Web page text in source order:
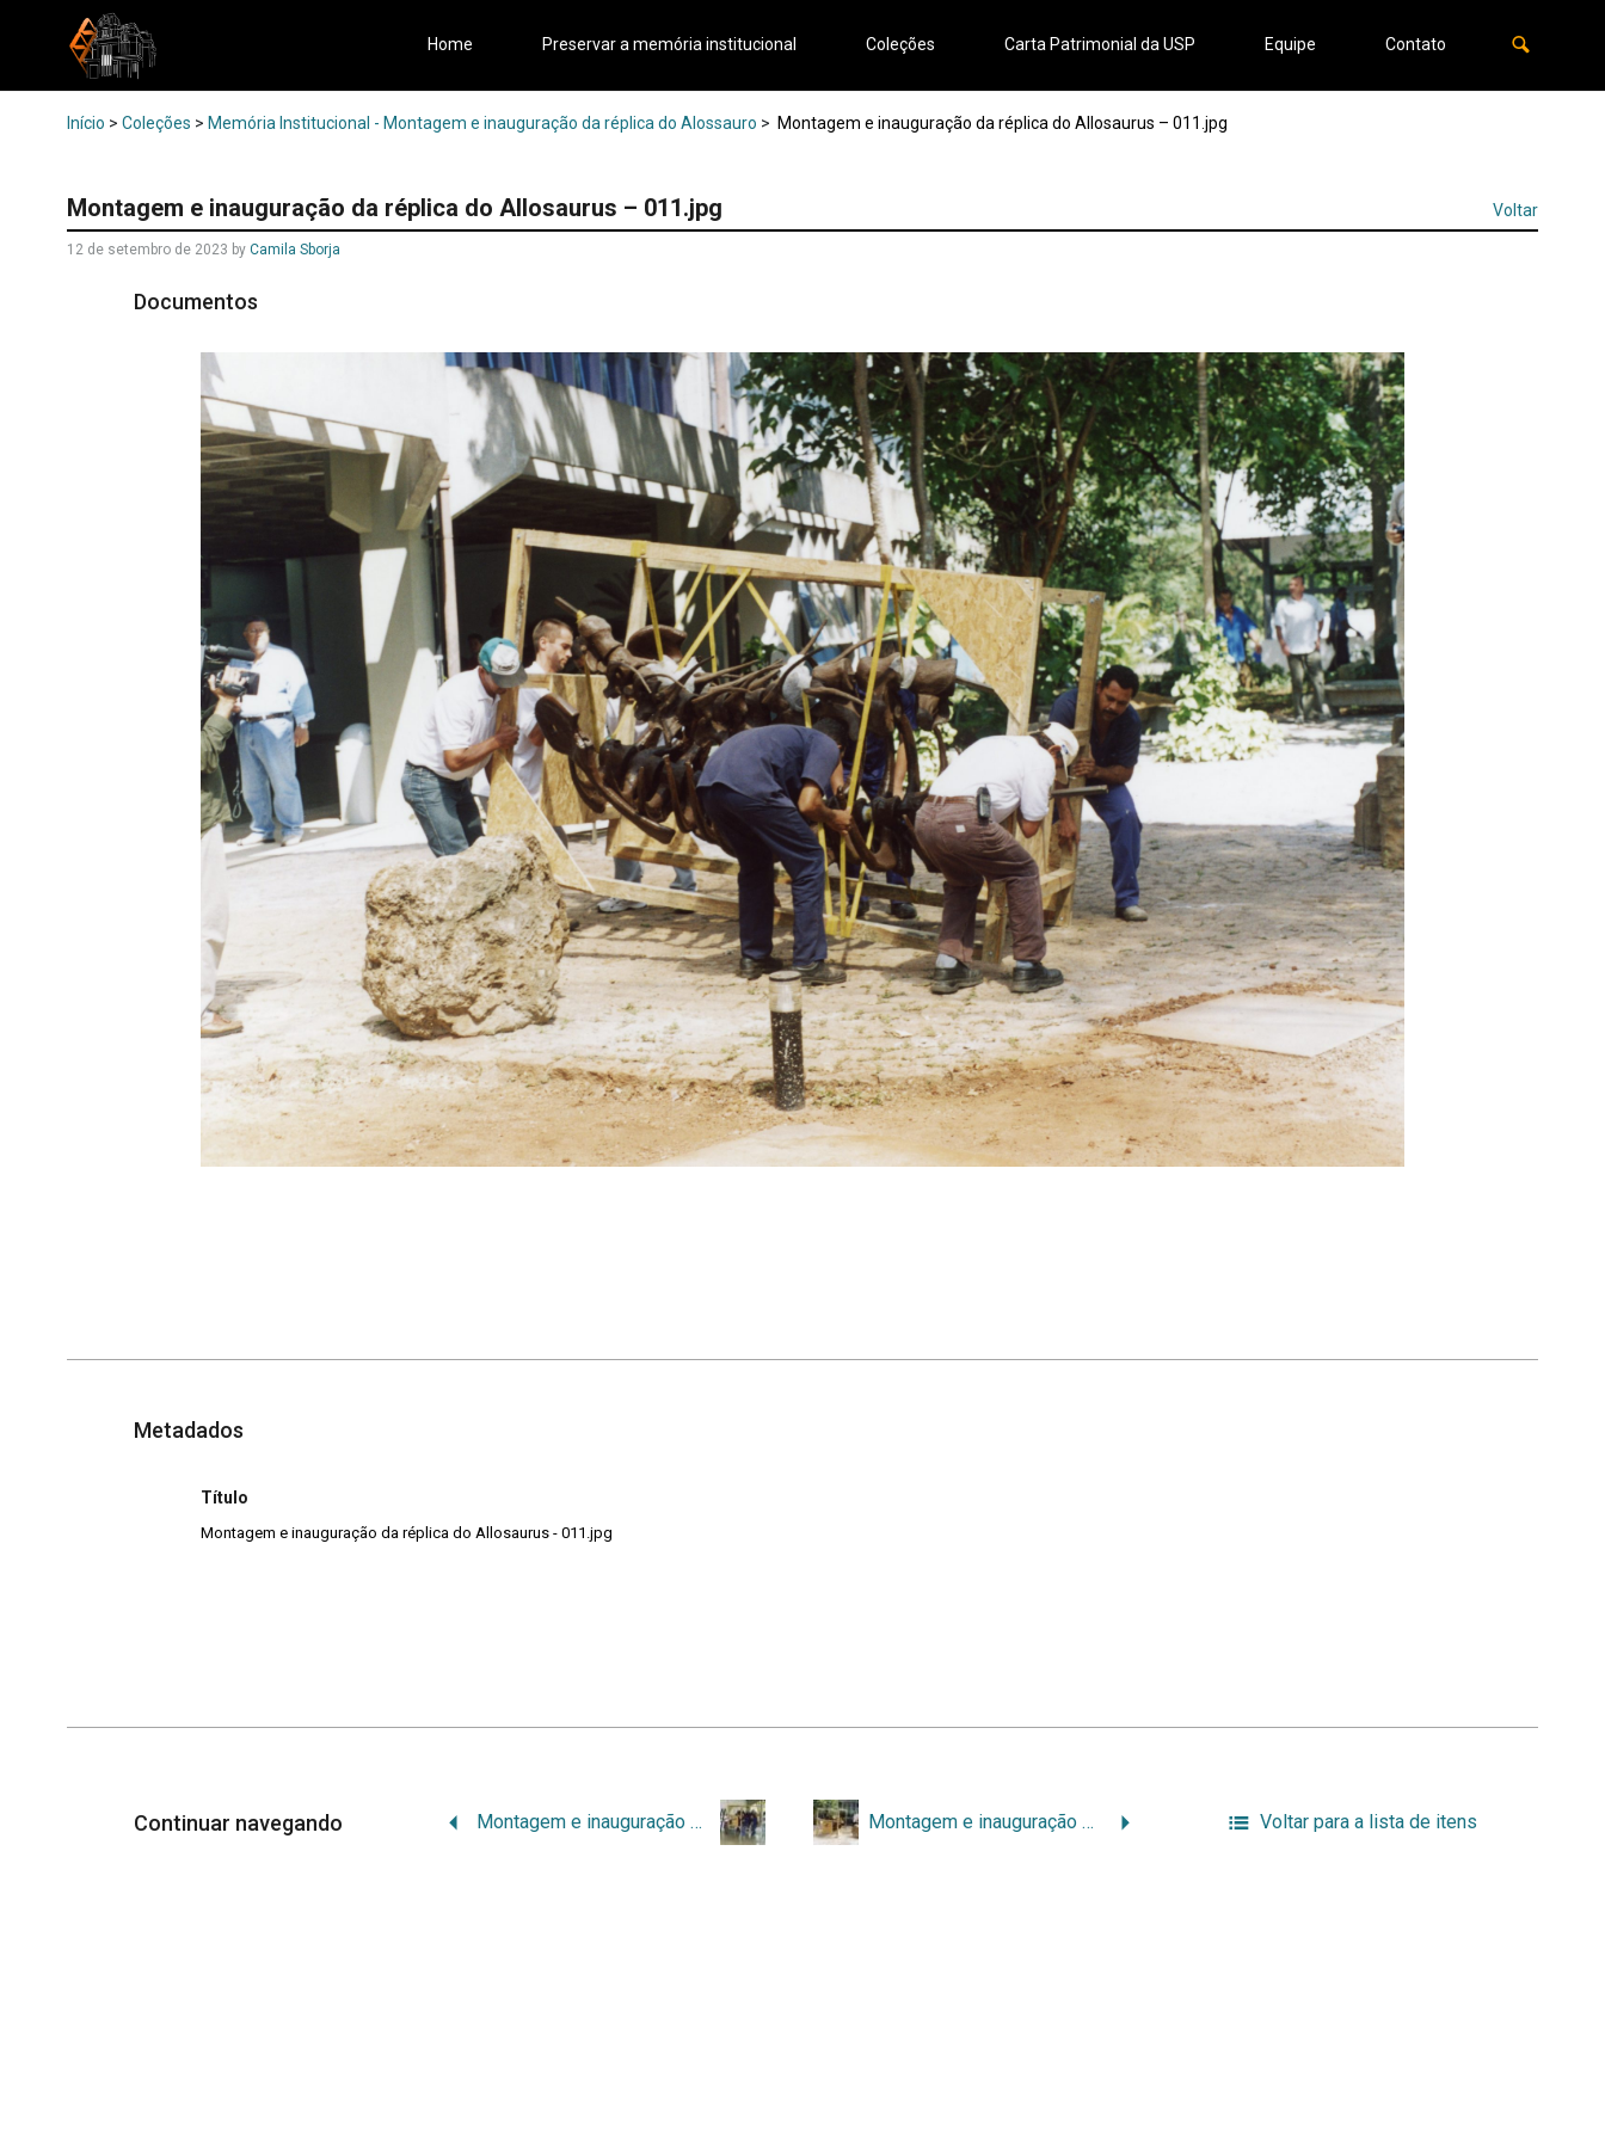
Home Preservar a memória institucional Coleções Carta Patrimonial da USP Equipe Contato
Início > Coleções > Memória Institucional - Montagem e inauguração da réplica do Alossauro > Montagem e inauguração da réplica do Allosaurus – 011.jpg
Montagem e inauguração da réplica do Allosaurus – 011.jpg Voltar
12 de setembro de 2023 by Camila Sborja
Documentos
Metadados
Título
Montagem e inauguração da réplica do Allosaurus - 011.jpg
Continuar navegando Montagem e inauguração da réplica do Allosaurus – 010.jpg Montagem e inauguração da réplica do Allosaurus – 012.jpg Voltar para a lista de itens